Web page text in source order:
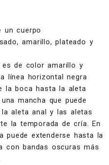
un cuerpo
amarillo, plateado y
de color amarillo y
línea horizontal negra
la boca hasta la aleta
mancha que puede
aleta anal y las aletas
la temporada de cría. En
puede extenderse hasta la
con bandas oscuras más